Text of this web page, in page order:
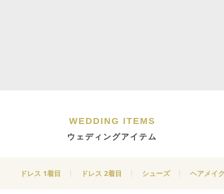
WEDDING ITEMS
ウェディングアイテム
ドレス 1着目 ドレス 2着目 シューズ ヘアメイ